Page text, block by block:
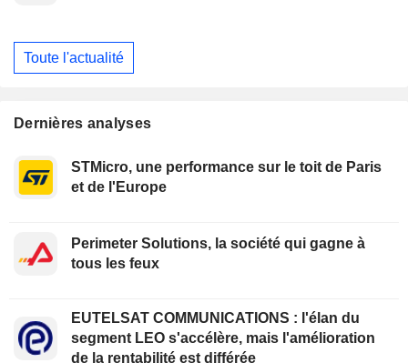
Toute l'actualité
Dernières analyses
STMicro, une performance sur le toit de Paris
et de l'Europe
Perimeter Solutions, la société qui gagne à
tous les feux
EUTELSAT COMMUNICATIONS : l'élan du
segment LEO s'accélère, mais l'amélioration
de la rentabilité est différée